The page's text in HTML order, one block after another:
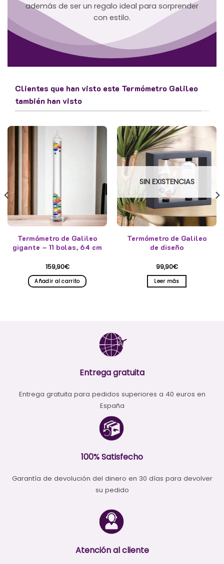
además de ser un regalo ideal para sorprender
con estilo.
Clientes que han visto este Termómetro Galileo
también han visto
Termómetro de Galileo
gigante – 11 bolas, 64 cm
159,90€
Añadir al carrito
SIN EXISTENCIAS
Termómetro de Galileo
de diseño
99,90€
Leer más
Entrega gratuita
Entrega gratuita para pedidos superiores a 40 euros en
España
100% Satisfecho
Garantía de devolución del dinero en 30 días para devolver
su pedido
Atención al cliente